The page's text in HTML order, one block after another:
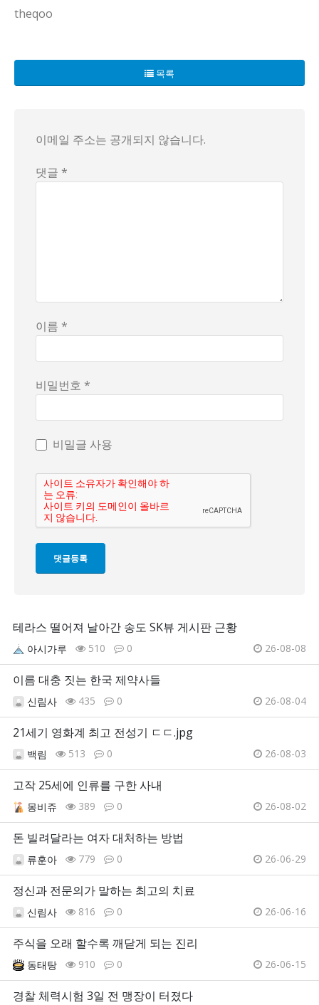
theqoo
목록
이메일 주소는 공개되지 않습니다.
댓글 *
이름 *
비밀번호 *
비밀글 사용
테라스 떨어져 날아간 송도 SK뷰 게시판 근황
아시가루 510 0 26-08-08
이름 대충 짓는 한국 제약사들
신림사 435 0 26-08-04
21세기 영화계 최고 전성기 ㄷㄷ.jpg
백림 513 0 26-08-03
고작 25세에 인류를 구한 사내
몽비쥬 389 0 26-08-02
돈 빌려달라는 여자 대처하는 방법
류훈아 779 0 26-06-29
정신과 전문의가 말하는 최고의 치료
신림사 816 0 26-06-16
주식을 오래 할수록 깨닫게 되는 진리
동태탕 910 0 26-06-15
경찰 체력시험 3일 전 맹장이 터졌다